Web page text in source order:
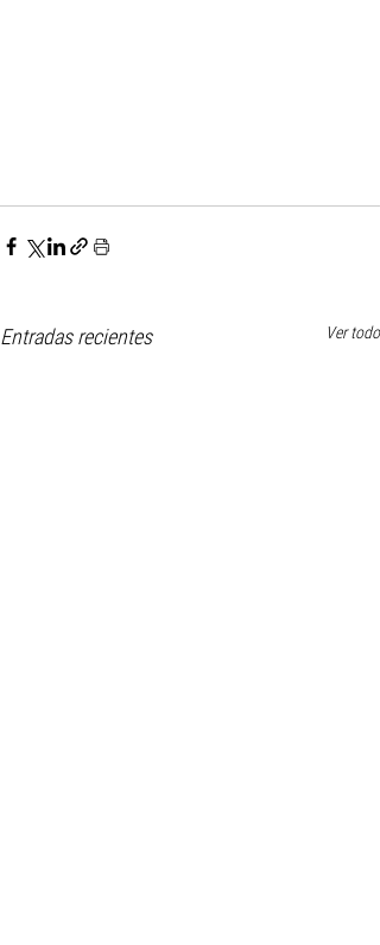
Entradas recientes Ver todo